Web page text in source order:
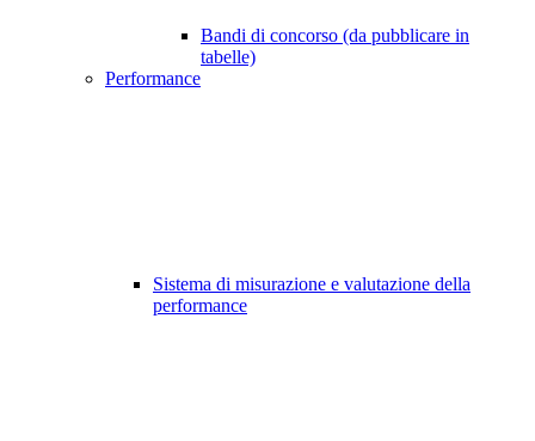
Bandi di concorso (da pubblicare in
tabelle)
Performance
Sistema di misurazione e valutazione della
performance